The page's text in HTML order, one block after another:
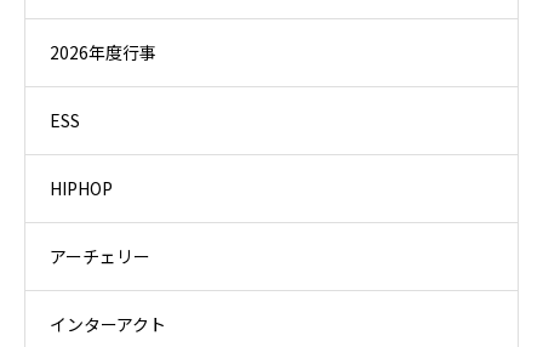
2026年度行事
ESS
HIPHOP
アーチェリー
インターアクト